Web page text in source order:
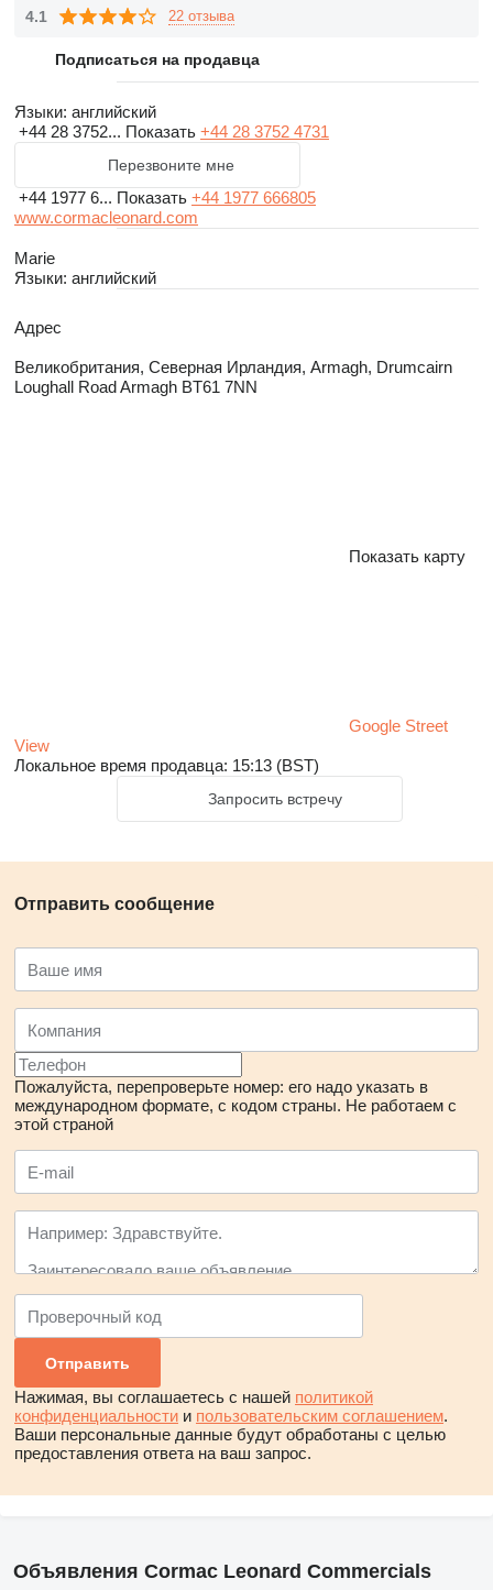
4.1 22 отзыва
Подписаться на продавца
Языки: английский
+44 28 3752... Показать +44 28 3752 4731
Перезвоните мне
+44 1977 6... Показать +44 1977 666805
www.cormacleonard.com
Marie
Языки: английский
Адрес
Великобритания, Северная Ирландия, Armagh, Drumcairn
Loughall Road Armagh BT61 7NN
Показать карту
Google Street
View
Локальное время продавца: 15:13 (BST)
Запросить встречу
Отправить сообщение
Пожалуйста, перепроверьте номер: его надо указать в
международном формате, с кодом страны. Не работаем с
этой страной
Нажимая, вы соглашаетесь с нашей политикой
конфиденциальности и пользовательским соглашением.
Ваши персональные данные будут обработаны с целью
предоставления ответа на ваш запрос.
Объявления Cormac Leonard Commercials